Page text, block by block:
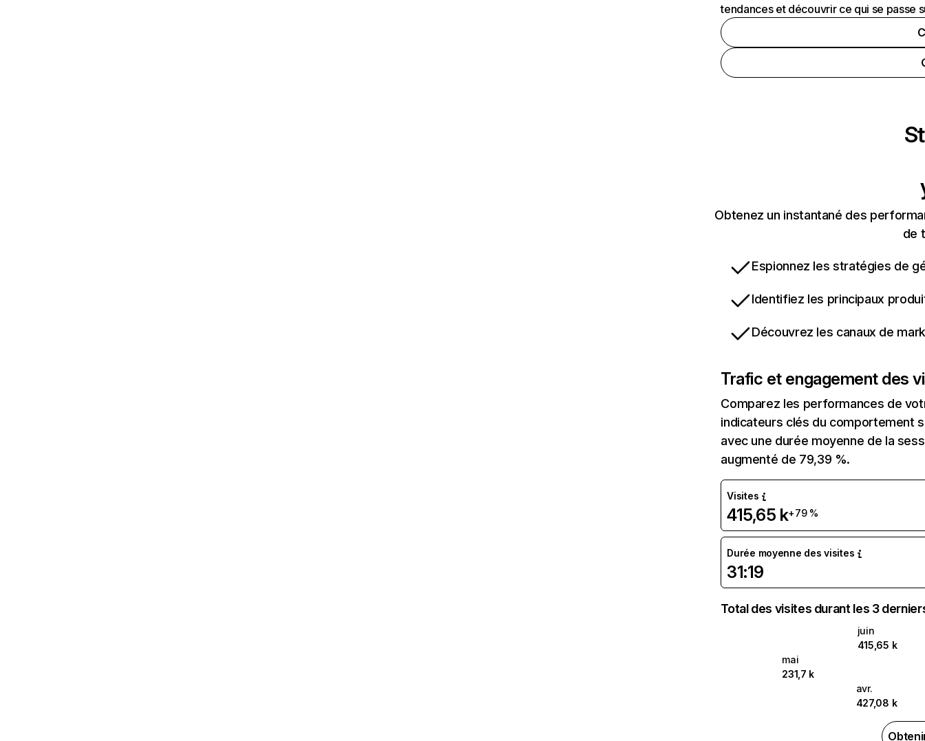
tendances et découvrir ce qui se passe
Obtenez un instantané des
de
Espionnez les stratégies de
Identifiez les principaux
Découvrez les canaux de
Trafic et engagement des
Comparez les performances de
indicateurs clés du comportement
avec une durée moyenne de la
augmenté de 79,39 %.
Visites
415,65 k+79 %
Durée moyenne des visites
31:19
Total des visites durant les 3
juin
415,65 k
mai
231,7 k
avr.
427,08 k